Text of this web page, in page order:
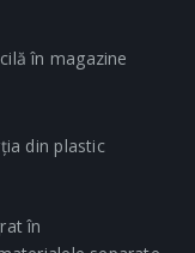
în magazine
din plastic
în